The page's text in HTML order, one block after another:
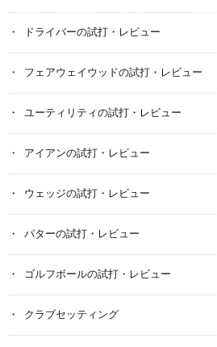
ドライバーの試打・レビュー
フェアウェイウッドの試打・レビュー
ユーティリティの試打・レビュー
アイアンの試打・レビュー
ウェッジの試打・レビュー
パターの試打・レビュー
ゴルフボールの試打・レビュー
クラブセッティング